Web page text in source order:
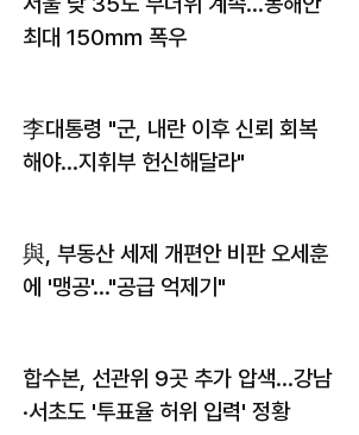
최대 150㎜ 폭우
李대통령 "군, 내란 이후 신뢰 회복
해야…지휘부 헌신해달라"
與, 부동산 세제 개편안 비판 오세훈
에 '맹공'…"공급 억제기"
합수본, 선관위 9곳 추가 압색…강남
·서초도 '투표율 허위 입력' 정황